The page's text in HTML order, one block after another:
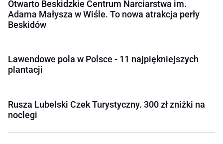
Otwarto Beskidzkie Centrum Narciarstwa im.
Adama Małysza w Wiśle. To nowa atrakcja perły
Beskidów
Lawendowe pola w Polsce - 11 najpiękniejszych
plantacji
Rusza Lubelski Czek Turystyczny. 300 zł zniżki na
noclegi